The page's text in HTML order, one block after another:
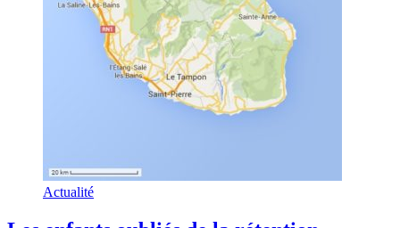
Actualité